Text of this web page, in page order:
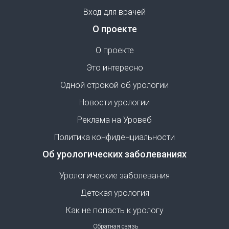
Вход для врачей
О проекте
О проекте
Это интересно
Одной строкой об урологии
Новости урологии
Реклама на Уровеб
Политика конфиденциальности
Об урологических заболеваниях
Урологические заболевания
Детская урология
Как не попасть к урологу
Обратная связь